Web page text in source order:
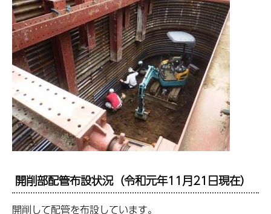
開削部配管布設状況（令和元年11月21日現在）
開削して配管を布設しています。